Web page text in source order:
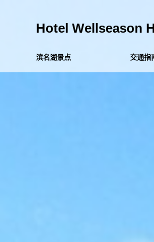
Hotel Wellseason
滨名湖景点 交通指